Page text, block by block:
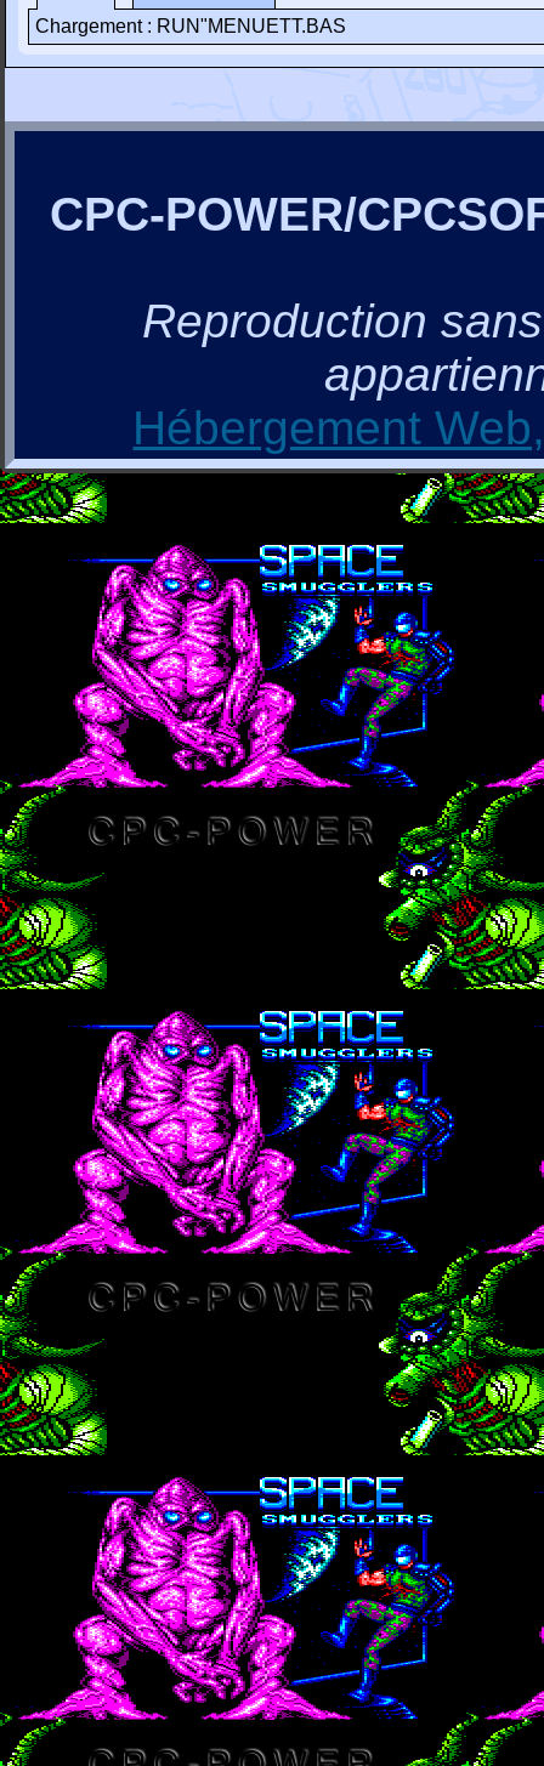
Chargement : RUN"MENUETT.BAS
CPC-POWER/
Reproduction
Hébergement